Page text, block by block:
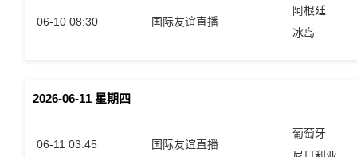
06-10 08:30 国际友谊直播
阿根廷
冰岛
2026-06-11 星期四
06-11 03:45 国际友谊直播
葡萄牙